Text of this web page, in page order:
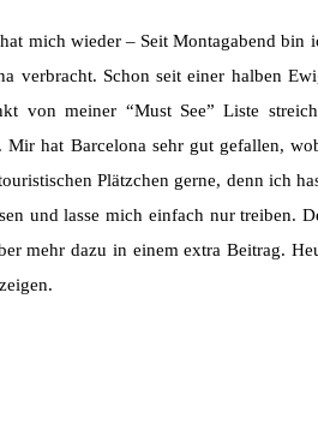
mich wieder – Seit Montagabend bin
verbracht. Schon seit einer halben
von meiner “Must See” Liste
Mir hat Barcelona sehr gut gefallen,
Plätzchen gerne, denn ich
und lasse mich einfach nur treiben.
mehr dazu in einem extra Beitrag.